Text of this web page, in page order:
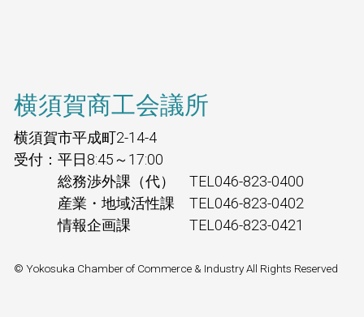
横須賀商工会議所
横須賀市平成町2-14-4
受付：平日8:45～17:00
総務渉外課（代） TEL046-823-0400
産業・地域活性課 TEL046-823-0402
情報企画課 TEL046-823-0421
© Yokosuka Chamber of Commerce & Industry All Rights Reserved